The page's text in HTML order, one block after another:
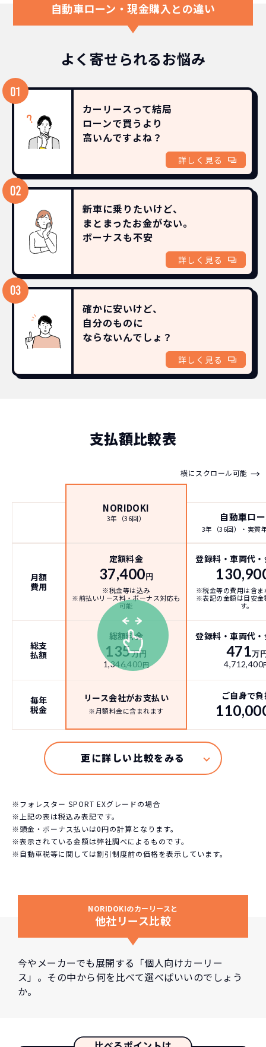
自動車ローン・現金購入との違い
よく寄せられるお悩み
カーリースって結局
ローンで買うより
高いんですよね？
詳しく見る
新車に乗りたいけど、
まとまったお金がない。
ボーナスも不安
詳しく見る
確かに安いけど、
自分のものに
ならないんでしょ？
詳しく見る
支払額比較表
横にスクロール可能 →
NORIDOKI
3年（36回） 自動車ロ
3年（36回）・実質
月額
費用
定額料金
37,400円
※税金等は込み
※前払いリース料・ボーナス対応も
可能
登録料・車両代
※税金等の費用は含ま
※表記の金額は目安金
す。
総支
払額
総額料金
135万円
1,346,400円
登録料・車両代
471万
4,712,400
毎年
税金
リース会社がお支払い
※月額料金に含まれます
ご自身で
※フォレスター SPORT EXグレードの場合
※上記の表は税込み表記です。
※頭金・ボーナス払いは0円の計算となります。
※表示されている金額は弊社調べによるものです。
※自動車税等に関しては割引制度前の価格を表示しています。
NORIDOKIのカーリースと
他社リース比較
今やメーカーでも展開する「個人向けカーリー
ス」。その中から何を比べて選べばいいのでしょう
か。